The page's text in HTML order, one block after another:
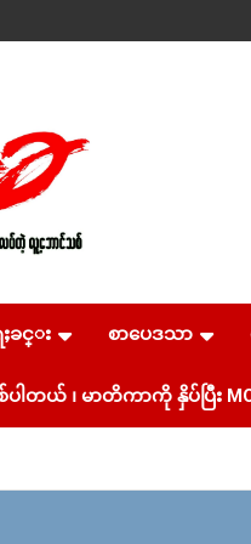
း၊ ရန္ကုန္။
၅၀၄ ၁၀ ၅၈)
၈ လမ္း။ ပ
၈၃၄
ခင္း စာပေဒသာ
ယ် ၊ မာတိကာကို နှိပ်ပြီး